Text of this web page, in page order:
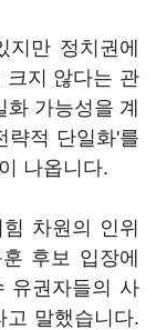
만 정치권에
크지 않다는 관
가능성을 계
략적 단일화'를
나옵니다.
차원의 인위
후보 입장에
유권자들의 사
고 말했습니다.